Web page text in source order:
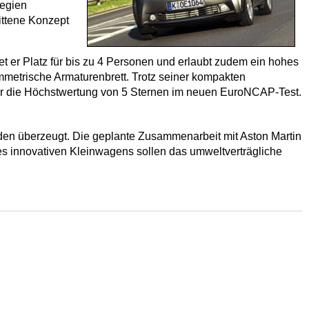
Konzept
er Platz für bis zu 4 Personen und erlaubt zudem ein hohes
Armaturenbrett. Trotz seiner kompakten
Höchstwertung von 5 Sternen im neuen EuroNCAP-Test.
überzeugt. Die geplante Zusammenarbeit mit Aston Martin
innovativen Kleinwagens sollen das umweltverträgliche